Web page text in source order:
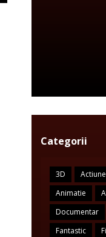
Categorii
3D Actiune
Animatie
Documentar
Fantastic